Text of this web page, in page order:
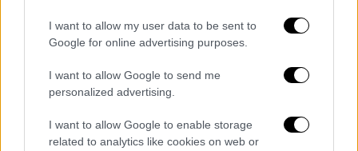
I want to allow my user data to be sent to
Google for online advertising purposes.
I want to allow Google to send me
personalized advertising.
I want to allow Google to enable storage
related to analytics like cookies on web or
είχε προ ημερών περίοπτη θέση στην
εκδήλωσητου ΣΥΡΙΖΑ για το «νέο ΕΣΥ» και
τη διαχείριση της πανδημίας στην Ελλάδα
καλεί σε τον κόσμο στον δρόμο, «λες και η
πραγματικότητα».